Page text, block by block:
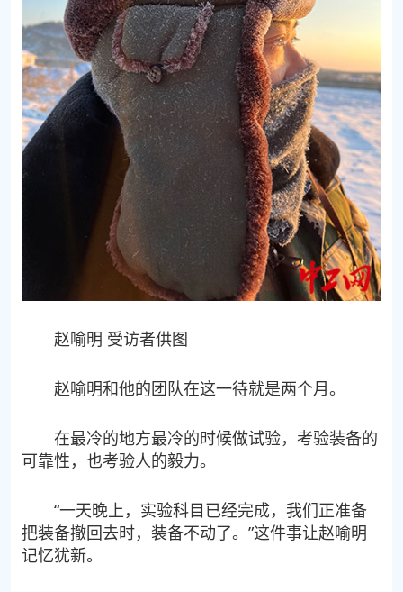
赵喻明 受访者供图
赵喻明和他的团队在这一待就是两个月。
在最冷的地方最冷的时候做试验，考验装备的
可靠性，也考验人的毅力。
“一天晚上，实验科目已经完成，我们正准备
把装备撤回去时，装备不动了。”这件事让赵喻明
记忆犹新。